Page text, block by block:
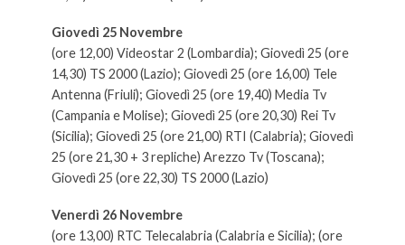
Giovedì 25 Novembre
(ore 12,00) Videostar 2 (Lombardia); Giovedì 25 (ore
14,30) TS 2000 (Lazio); Giovedì 25 (ore 16,00) Tele
Antenna (Friuli); Giovedì 25 (ore 19,40) Media Tv
(Campania e Molise); Giovedì 25 (ore 20,30) Rei Tv
(Sicilia); Giovedì 25 (ore 21,00) RTI (Calabria); Giovedì
25 (ore 21,30 + 3 repliche) Arezzo Tv (Toscana);
Giovedì 25 (ore 22,30) TS 2000 (Lazio)
Venerdì 26 Novembre
(ore 13,00) RTC Telecalabria (Calabria e Sicilia); (ore